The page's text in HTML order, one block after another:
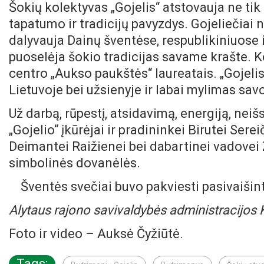
Šokių kolektyvas „Gojelis“ atstovauja ne
tapatumo ir tradicijų pavyzdys. Gojeliečiai
dalyvauja Dainų šventėse,
puoselėja šokio tradicijas savame krašte.
centro „Aukso paukštės“ laureatais.
Lietuvoje bei užsienyje ir labai mylimas
Už darbą, rūpestį, atsidavimą, energiją,
„Gojelio“ įkūrėjai ir pradininkei Birutei
Deimantei Raižienei bei dabartinei
simbolinės dovanėlės.
Šventės svečiai buvo pakviesti
Alytaus rajono savivaldybės
Foto ir video – Auksė Čyžiūtė.